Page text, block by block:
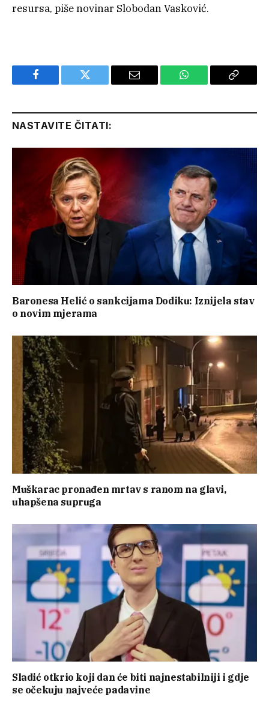
resursa, piše novinar Slobodan Vasković.
Facebook Twitter Email WhatsApp Copy
NASTAVITE ČITATI:
Baronesa Helić o sankcijama Dodiku: Iznijela stav
o novim mjerama
Muškarac pronađen mrtav s ranom na glavi,
uhapšena supruga
Sladić otkrio koji dan će biti najnestabilniji i gdje
se očekuju najveće padavine